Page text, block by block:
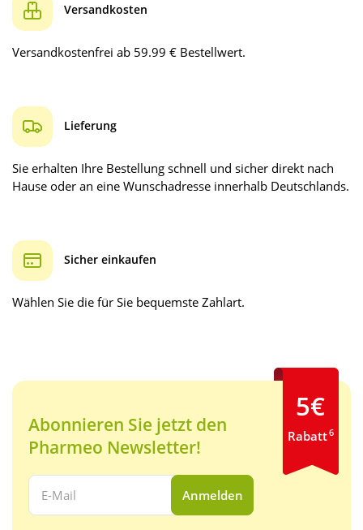
Versandkosten
Versandkostenfrei ab 59.99 € Bestellwert.
Lieferung
Sie erhalten Ihre Bestellung schnell und sicher direkt nach
Hause oder an eine Wunschadresse innerhalb Deutschlands.
Sicher einkaufen
Wählen Sie die für Sie bequemste Zahlart.
Abonnieren Sie jetzt den
Pharmeo Newsletter!
Ihre E-Mail Adresse:
Anmelden
5€
Rabatt6